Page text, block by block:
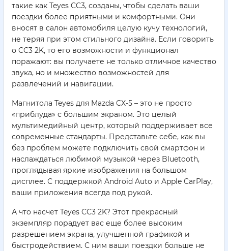
такие как Teyes CC3, созданы, чтобы сделать ваши
поездки более приятными и комфортными. Они
вносят в салон автомобиля целую кучу технологий,
не теряя при этом стильного дизайна. Если говорить
о CC3 2K, то его возможности и функционал
поражают: вы получаете не только отличное качество
звука, но и множество возможностей для
развлечений и навигации.
Магнитола Teyes для Mazda CX-5 – это не просто
«приблуда» с большим экраном. Это целый
мультимедийный центр, который поддерживает все
современные стандарты. Представьте себе, как вы
без проблем можете подключить свой смартфон и
наслаждаться любимой музыкой через Bluetooth,
проглядывая яркие изображения на большом
дисплее. С поддержкой Android Auto и Apple CarPlay,
ваши приложения всегда под рукой.
А что насчет Teyes CC3 2K? Этот прекрасный
экземпляр порадует вас еще более высоким
разрешением экрана, улучшенной графикой и
быстродействием. С ним ваши поездки больше не